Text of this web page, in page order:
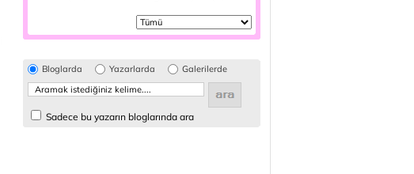
Bloglarda Yazarlarda Galerilerde
Sadece bu yazarın bloglarında ara